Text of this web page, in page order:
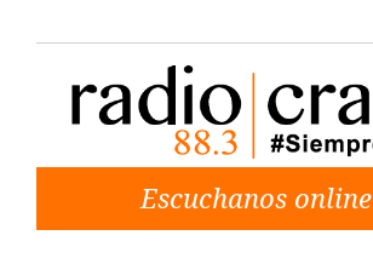
Escuchanos online